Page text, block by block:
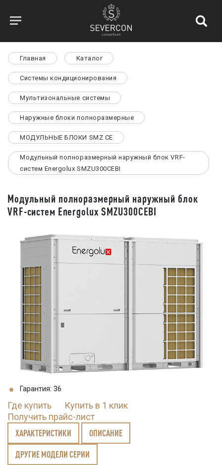
Главная Каталог
Системы кондиционирования
Мультизональные системы
Наружные блоки полноразмерные
МОДУЛЬНЫЕ БЛОКИ SMZ CE
Модульный полноразмерный наружный блок VRF-
систем Energolux SMZU300CEBI
Модульный полноразмерный наружный блок
VRF-систем Energolux SMZU300CEBI
Гарантия: 36
Где купить
Купить в 1 клик
Получить прайс-лист
ХАРАКТЕРИСТИКИ ОПИСАНИЕ
ДРУГИЕ МОДЕЛИ СЕРИИ